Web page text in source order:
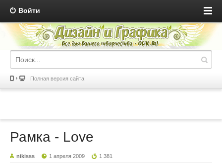
Войти
Полная версия сайта
Рамка - Love
nikisss 1 апреля 2009 1 381